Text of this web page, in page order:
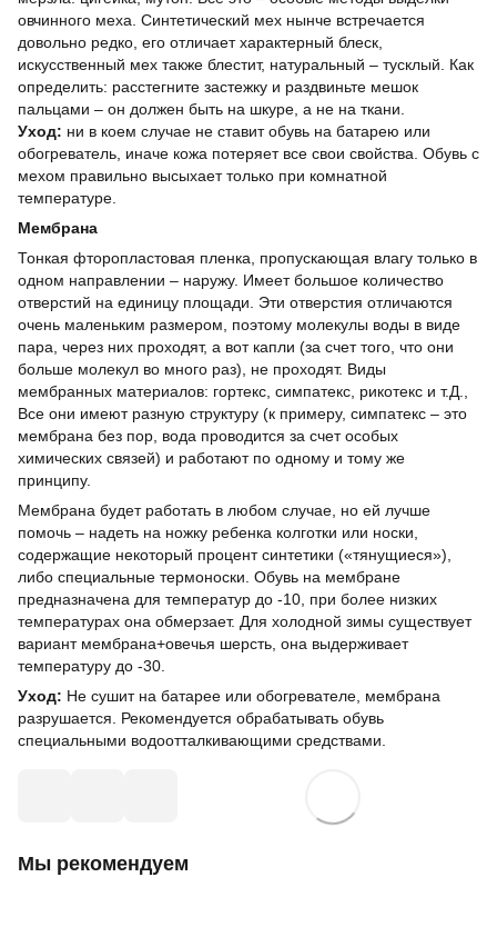
овчинного меха. Синтетический мех нынче встречается
довольно редко, его отличает характерный блеск,
искусственный мех также блестит, натуральный – тусклый. Как
определить: расстегните застежку и раздвиньте мешок
пальцами – он должен быть на шкуре, а не на ткани.
Уход: ни в коем случае не ставит обувь на батарею или
обогреватель, иначе кожа потеряет все свои свойства. Обувь с
мехом правильно высыхает только при комнатной
температуре.
Мембрана
Тонкая фторопластовая пленка, пропускающая влагу только в
одном направлении – наружу. Имеет большое количество
отверстий на единицу площади. Эти отверстия отличаются
очень маленьким размером, поэтому молекулы воды в виде
пара, через них проходят, а вот капли (за счет того, что они
больше молекул во много раз), не проходят. Виды
мембранных материалов: гортекс, симпатекс, рикотекс и т.Д.,
Все они имеют разную структуру (к примеру, симпатекс – это
мембрана без пор, вода проводится за счет особых
химических связей) и работают по одному и тому же
принципу.
Мембрана будет работать в любом случае, но ей лучше
помочь – надеть на ножку ребенка колготки или носки,
содержащие некоторый процент синтетики («тянущиеся»),
либо специальные термоноски. Обувь на мембране
предназначена для температур до -10, при более низких
температурах она обмерзает. Для холодной зимы существует
вариант мембрана+овечья шерсть, она выдерживает
температуру до -30.
Уход: Не сушит на батарее или обогревателе, мембрана
разрушается. Рекомендуется обрабатывать обувь
специальными водоотталкивающими средствами.
Мы рекомендуем